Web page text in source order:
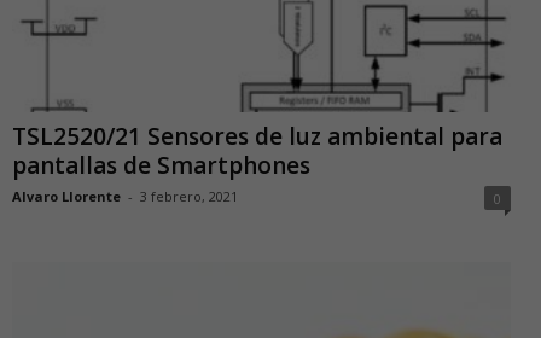
TSL2520/21 Sensores de luz ambiental para
pantallas de Smartphones
Alvaro Llorente - 3 febrero, 2021 0